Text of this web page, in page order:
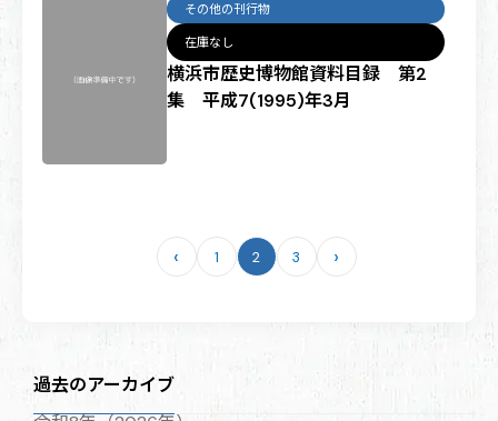
横浜市歴史博物館資料目録 第2
集 平成7(1995)年3月
その他の刊行物
在庫なし
ペ ‹ 1 2 3 ›
過去のアーカイブ